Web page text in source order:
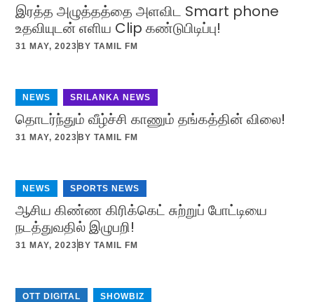
இரத்த அழுத்தத்தை அளவிட Smart phone
உதவியுடன் எளிய Clip கண்டுபிடிப்பு!
31 MAY, 2023 BYTAMIL FM
NEWS SRILANKA NEWS
தொடர்ந்தும் வீழ்ச்சி காணும் தங்கத்தின் விலை!
31 MAY, 2023 BYTAMIL FM
NEWS SPORTS NEWS
ஆசிய கிண்ண கிரிக்கெட் சுற்றுப் போட்டியை
நடத்துவதில் இழுபறி!
31 MAY, 2023 BYTAMIL FM
OTT DIGITAL SHOWBIZ